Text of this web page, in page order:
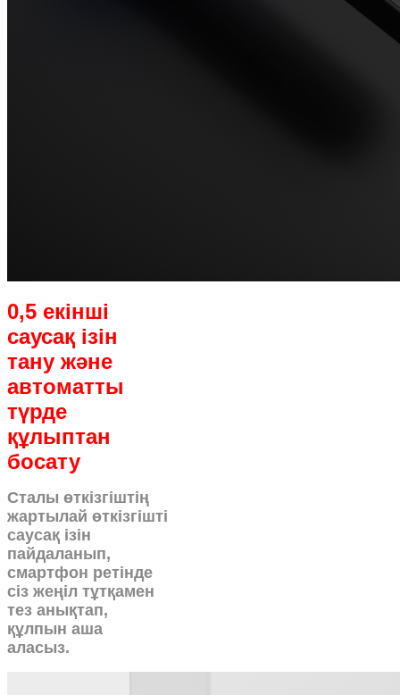
0,5 екінші
саусақ ізін
тану және
автоматты
түрде
құлыптан
босату
Сталы өткізгіштің
жартылай өткізгішті
саусақ ізін
пайдаланып,
смартфон ретінде
сіз жеңіл тұтқамен
тез анықтап,
құлпын аша
аласыз.